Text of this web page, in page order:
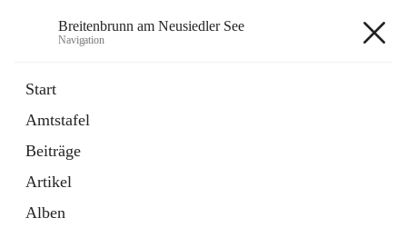
Breitenbrunn am Neusiedler See
Navigation
Start
Amtstafel
Beiträge
Artikel
Alben
18 Schnellzugriffe
Gemeindeservice